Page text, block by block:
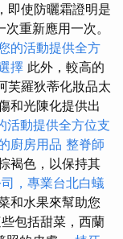
即使防曬霜證明是
重新應用一次。
的活動提供全方
擇 此外，較高的
芙羅狄蒂化妝品太
和光陳化提供出
活動提供全方位支
廚房用品 整脊師
褐色，以保持其
，專業台北白蟻
和水果來幫助您
包括甜菜，西蘭